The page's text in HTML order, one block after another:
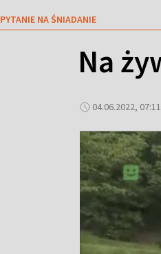
PYTANIE NA ŚNIADANIE
Na
04.06.2022, 07:11